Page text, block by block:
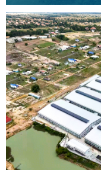
普罗米亚国际有限公司项目
层建筑，以总承包方式承建